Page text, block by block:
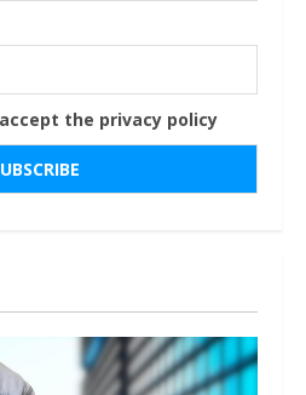
the privacy policy